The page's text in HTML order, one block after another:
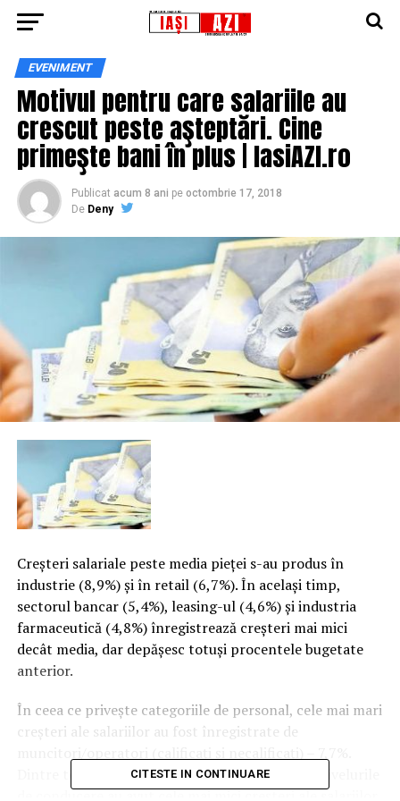
EVENIMENT
Motivul pentru care salariile au
crescut peste aşteptări. Cine
primeşte bani în plus | IasiAZI.ro
Publicat acum 8 ani pe octombrie 17, 2018
De Deny
Creşteri salariale peste media pieţei s-au produs în
industrie (8,9%) şi în retail (6,7%). În acelaşi timp,
sectorul bancar (5,4%), leasing-ul (4,6%) şi industria
farmaceutică (4,8%) înregistrează creşteri mai mici
decât media, dar depăşesc totuşi procentele bugetate
anterior.
În ceea ce priveşte categoriile de personal, cele mai mari
creşteri ale salariilor au fost înregistrate de
Dintre toate categoriile de personal analizate, nivelurile
de conducere au avut cele mai mici creşteri ale salariilor,
CITESTE IN CONTINUARE